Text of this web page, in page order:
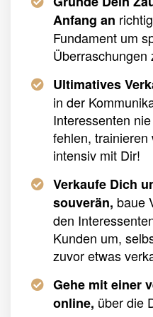
Anfang an
Fundament um
Überraschungen
Ultimatives
in der
Interessenten
fehlen, trainieren
intensiv mit Dir!
Verkaufe Dich
souverän, baue
den
Kunden um,
zuvor etwas
Gehe mit einer
online, über die